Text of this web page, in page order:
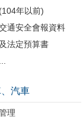
年以前)
通安全會報資料
法定預算書
汽車
理